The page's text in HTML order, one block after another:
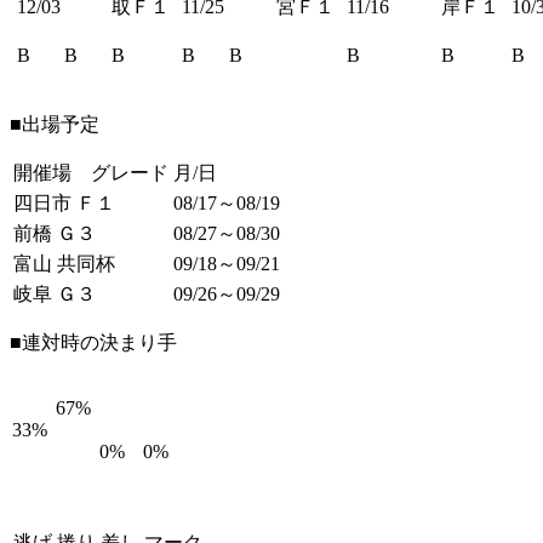
12/03
取Ｆ１
B B B
11/25 宮Ｆ１
B B
11/16 岸Ｆ１
B B
10/
B
■出場予定
開催場 グレード 月/日
四日市 Ｆ１
08/17～08/19
前橋 Ｇ３
08/27～08/30
富山 共同杯
09/18～09/21
岐阜 Ｇ３
09/26～09/29
■連対時の決まり手
33%
67%
0% 0%